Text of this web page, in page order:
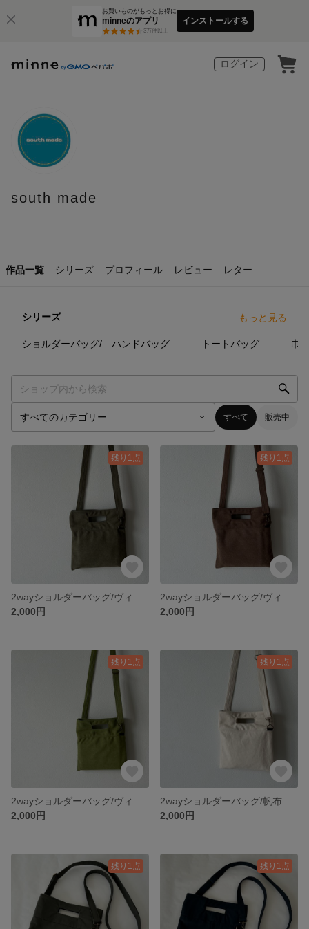
お買いものがもっとお得に
minneのアプリ
3万件以上
インストールする
ログイン
south made
作品一覧 シリーズ プロフィール レビュー レター
シリーズ もっと見る
ハンドバッグ トートバッグ 巾
すべて 販売中
残り1点
2,000円
残り1点
2,000円
残り1点
2,000円
残り1点
2,000円
残り1点 残り1点